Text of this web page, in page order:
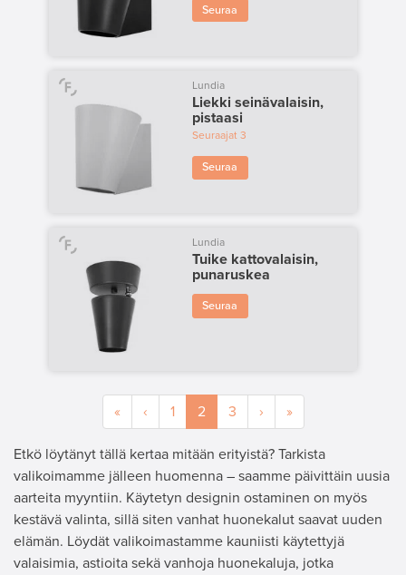
Seuraa
Lundia
Liekki seinävalaisin,
pistaasi
Seuraajat 3
Seuraa
Lundia
Tuike kattovalaisin,
punaruskea
Seuraa
« ‹ 1 2 3 › »
Etkö löytänyt tällä kertaa mitään erityistä? Tarkista
valikoimamme jälleen huomenna – saamme päivittäin uusia
aarteita myyntiin. Käytetyn designin ostaminen on myös
kestävä valinta, sillä siten vanhat huonekalut saavat uuden
elämän. Löydät valikoimastamme kauniisti käytettyjä
valaisimia, astioita sekä vanhoja huonekaluja, jotka